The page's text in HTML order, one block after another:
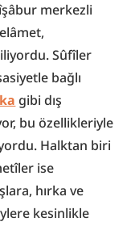
merkezli
Sûfîler
bağlı
gibi dış
bu özellikleriyle
Halktan biri
ise
hırka ve
kesinlikle